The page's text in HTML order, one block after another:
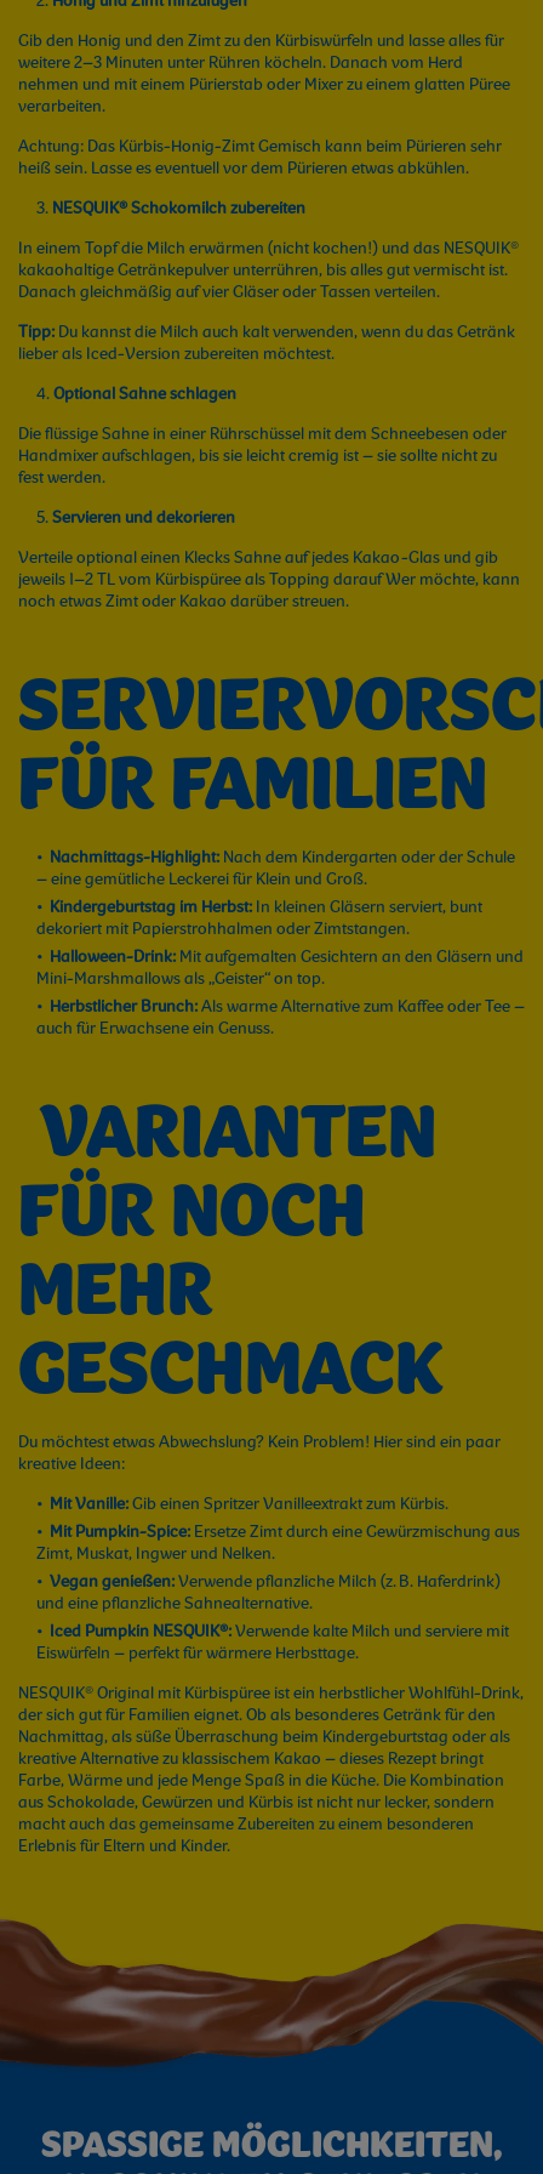
Gib den Honig und den Zimt zu den Kürbiswürfeln und lasse alles für
weitere 2–3 Minuten unter Rühren köcheln. Danach vom Herd
nehmen und mit einem Pürierstab oder Mixer zu einem glatten Püree
verarbeiten.
Achtung: Das Kürbis-Honig-Zimt Gemisch kann beim Pürieren sehr
heiß sein. Lasse es eventuell vor dem Pürieren etwas abkühlen.
NESQUIK® Schokomilch zubereiten
In einem Topf die Milch erwärmen (nicht kochen!) und das NESQUIK®
kakaohaltige Getränkepulver unterrühren, bis alles gut vermischt ist.
Danach gleichmäßig auf vier Gläser oder Tassen verteilen.
Tipp: Du kannst die Milch auch kalt verwenden, wenn du das Getränk
lieber als Iced-Version zubereiten möchtest.
Optional Sahne schlagen
Die flüssige Sahne in einer Rührschüssel mit dem Schneebesen oder
Handmixer aufschlagen, bis sie leicht cremig ist – sie sollte nicht zu
fest werden.
Servieren und dekorieren
Verteile optional einen Klecks Sahne auf jedes Kakao-Glas und gib
jeweils 1–2 TL vom Kürbispüree als Topping darauf Wer möchte, kann
noch etwas Zimt oder Kakao darüber streuen.
FÜR FAMILIEN
Nachmittags-Highlight: Nach dem Kindergarten oder der Schule
– eine gemütliche Leckerei für Klein und Groß.
Kindergeburtstag im Herbst: In kleinen Gläsern serviert, bunt
dekoriert mit Papierstrohhalmen oder Zimtstangen.
Halloween-Drink: Mit aufgemalten Gesichtern an den Gläsern und
Mini-Marshmallows als „Geister“ on top.
Herbstlicher Brunch: Als warme Alternative zum Kaffee oder Tee –
auch für Erwachsene ein Genuss.
VARIANTEN
FÜR NOCH
MEHR
GESCHMACK
Du möchtest etwas Abwechslung? Kein Problem! Hier sind ein paar
kreative Ideen:
Mit Vanille: Gib einen Spritzer Vanilleextrakt zum Kürbis.
Mit Pumpkin-Spice: Ersetze Zimt durch eine Gewürzmischung aus
Zimt, Muskat, Ingwer und Nelken.
Vegan genießen: Verwende pflanzliche Milch (z. B. Haferdrink)
und eine pflanzliche Sahnealternative.
Iced Pumpkin NESQUIK®: Verwende kalte Milch und serviere mit
Eiswürfeln – perfekt für wärmere Herbsttage.
NESQUIK® Original mit Kürbispüree ist ein herbstlicher Wohlfühl-Drink,
der sich gut für Familien eignet. Ob als besonderes Getränk für den
Nachmittag, als süße Überraschung beim Kindergeburtstag oder als
kreative Alternative zu klassischem Kakao – dieses Rezept bringt
Farbe, Wärme und jede Menge Spaß in die Küche. Die Kombination
aus Schokolade, Gewürzen und Kürbis ist nicht nur lecker, sondern
macht auch das gemeinsame Zubereiten zu einem besonderen
Erlebnis für Eltern und Kinder.
SPASSIGE MÖGLICHKEITEN,